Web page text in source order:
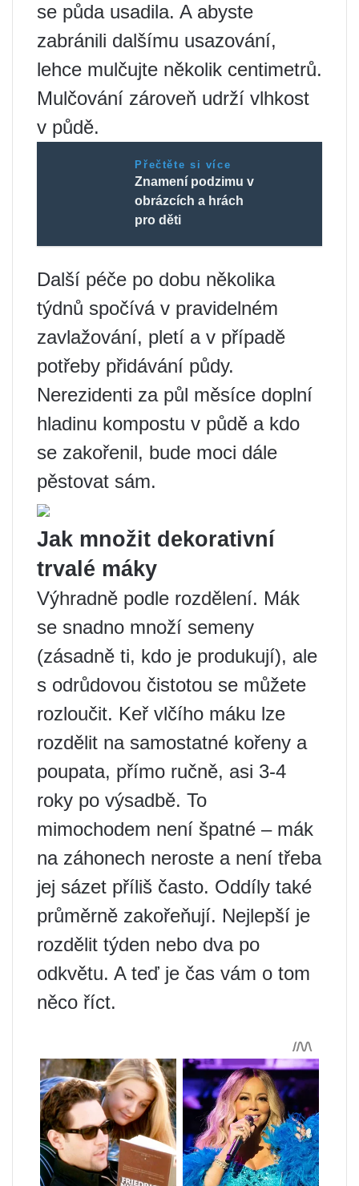
se půda usadila. A abyste
zabránili dalšímu usazování,
lehce mulčujte několik centimetrů.
Mulčování zároveň udrží vlhkost
v půdě.
Přečtěte si více
Znamení podzimu v
obrázcích a hrách
pro děti
Další péče po dobu několika
týdnů spočívá v pravidelném
zavlažování, pletí a v případě
potřeby přidávání půdy.
Nerezidenti za půl měsíce doplní
hladinu kompostu v půdě a kdo
se zakořenil, bude moci dále
pěstovat sám.
Jak množit dekorativní
trvalé máky
Výhradně podle rozdělení. Mák
se snadno množí semeny
(zásadně ti, kdo je produkují), ale
s odrůdovou čistotou se můžete
rozloučit. Keř vlčího máku lze
rozdělit na samostatné kořeny a
poupata, přímo ručně, asi 3-4
roky po výsadbě. To
mimochodem není špatné – mák
na záhonech neroste a není třeba
jej sázet příliš často. Oddíly také
průměrně zakořeňují. Nejlepší je
rozdělit týden nebo dva po
odkvětu. A teď je čas vám o tom
něco říct.